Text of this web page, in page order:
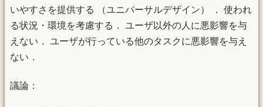
いやすさを提供する （ユニバーサルデザイン） ． 使われ
る状況・環境を考慮する． ユーザ以外の人に悪影響を与
えない． ユーザが行っている他のタスクに悪影響を与え
ない．
議論：